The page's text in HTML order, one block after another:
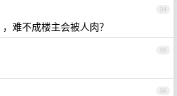
94
难不成楼主会被人肉？
95
96